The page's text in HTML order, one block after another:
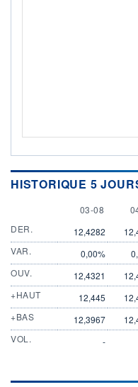
HISTORIQUE 5
3 AUGUST
03-08 4
DER.
12,4282
VAR.
0,00%
OUV.
12,4321
+HAUT
12,445
+BAS
12,3967
VOL.
-